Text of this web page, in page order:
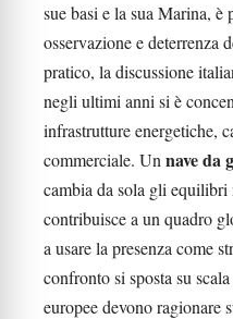
sue basi e la sua Marina, è
osservazione e deterrenza
pratico, la discussione
negli ultimi anni si è
infrastrutture energetiche,
commerciale. Un nave da
cambia da sola gli equilibri
contribuisce a un quadro
a usare la presenza come
confronto si sposta su
europee devono ragionare